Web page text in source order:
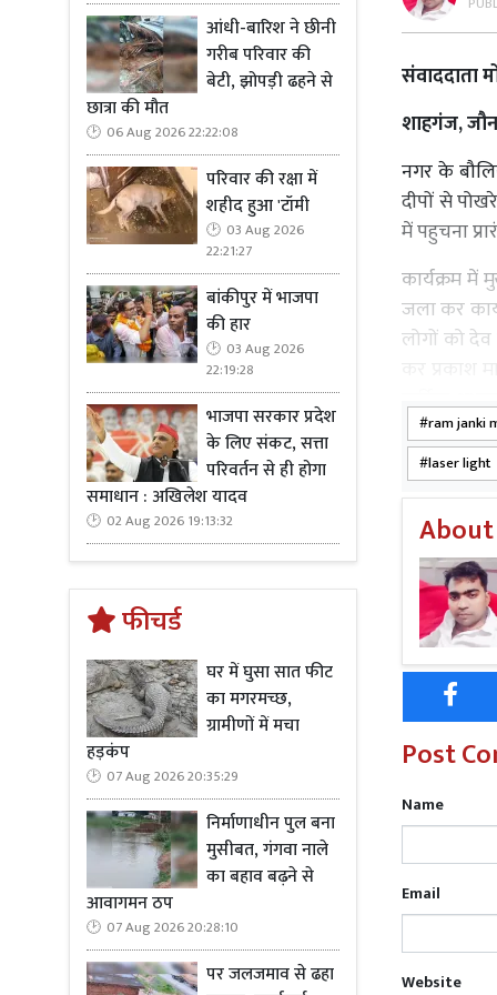
आंधी-बारिश ने छीनी
गरीब परिवार की
बेटी, झोपड़ी ढहने से
छात्रा की मौत
06 Aug 2026 22:22:08
परिवार की रक्षा में
शहीद हुआ 'टॉमी
03 Aug 2026
22:21:27
बांकीपुर में भाजपा
की हार
03 Aug 2026
22:19:28
भाजपा सरकार प्रदेश
के लिए संकट, सत्ता
परिवर्तन से ही होगा
समाधान : अखिलेश यादव
02 Aug 2026 19:13:32
फीचर्ड
घर में घुसा सात फीट
का मगरमच्छ,
ग्रामीणों में मचा
हड़कंप
07 Aug 2026 20:35:29
निर्माणाधीन पुल बना
मुसीबत, गंगवा नाले
का बहाव बढ़ने से
आवागमन ठप
07 Aug 2026 20:28:10
पर जलजमाव से ढहा
संवाददाता
शाहगंज,
नगर के
दीपों से
में पहुचना
कार्यक्रम में
जला कर
लोगों को
कर
हार्दिक
स्वागत
लिए बहुत
अपनी सभी
Read
वही
लोगों में गजब
इस अवसर
बालक दास,
ram janki
laser light
Post
Name
Email
Website